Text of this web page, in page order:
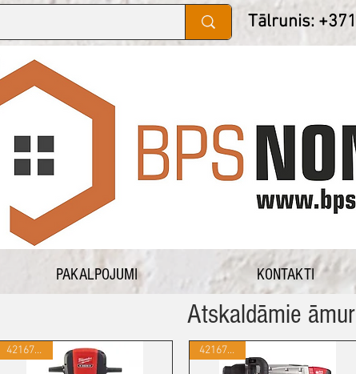
Tālrunis:
PAKALPOJUMI KONTAKTI
Atskaldāmie
421677141 421677154